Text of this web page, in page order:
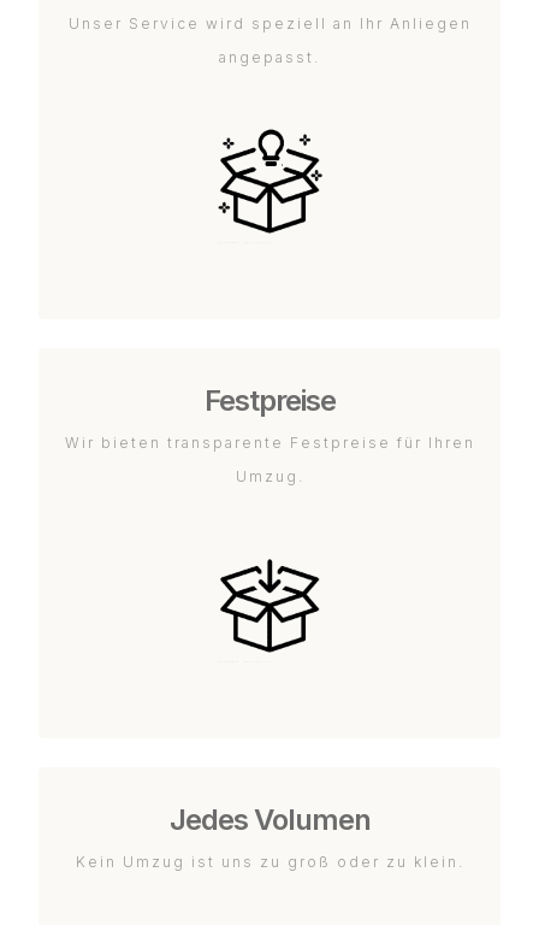
Unser Service wird speziell an Ihr Anliegen
angepasst.
Festpreise
Wir bieten transparente Festpreise für Ihren
Umzug.
Jedes Volumen
Kein Umzug ist uns zu groß oder zu klein.